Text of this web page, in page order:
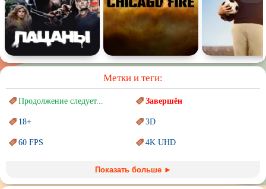
Метки и теги:
Продолжение следует... Завершён
18+ 3D
60 FPS 4K UHD
Marvel PIXAR
Показать больше ►